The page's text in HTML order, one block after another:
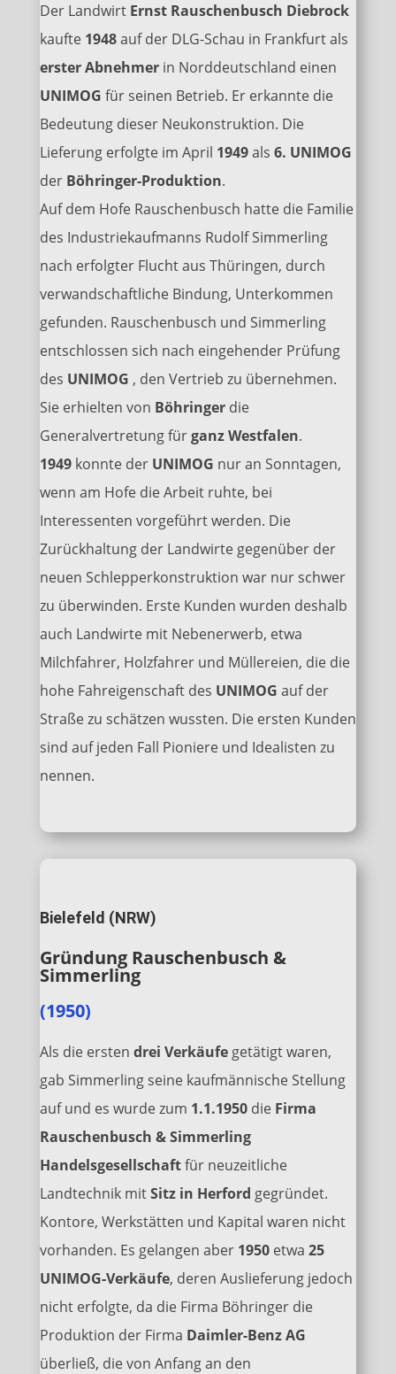
Der Landwirt Ernst Rauschenbusch Diebrock
kaufte 1948auf der DLG-Schau in Frankfurt als
erster Abnehmerin Norddeutschland einen
UNIMOG für seinen Betrieb. Er erkannte die
Bedeutung dieser Neukonstruktion. Die
Lieferung erfolgte im April 1949als 6. UNIMOG
der Böhringer-Produktion.
Auf dem Hofe Rauschenbusch hatte die Familie
des Industriekaufmanns Rudolf Simmerling
nach erfolgter Flucht aus Thüringen, durch
verwandschaftliche Bindung, Unterkommen
gefunden. Rauschenbusch und Simmerling
entschlossen sich nach eingehender Prüfung
des UNIMOG , den Vertrieb zu übernehmen.
Sie erhielten von Böhringerdie
Generalvertretung fürganz Westfalen.
1949konnte der UNIMOG nur an Sonntagen,
wenn am Hofe die Arbeit ruhte, bei
Interessenten vorgeführt werden. Die
Zurückhaltung der Landwirte gegenüber der
neuen Schlepperkonstruktion war nur schwer
zu überwinden. Erste Kunden wurden deshalb
auch Landwirte mit Nebenerwerb, etwa
Milchfahrer, Holzfahrer und Müllereien, die die
hohe Fahreigenschaft des UNIMOG auf der
Straße zu schätzen wussten. Die ersten Kunden
sind auf jeden Fall Pioniere und Idealisten zu
nennen.
Bielefeld (NRW)
Gründung Rauschenbusch &
Simmerling
(1950)
Als die ersten drei Verkäufegetätigt waren,
gab Simmerling seine kaufmännische Stellung
auf und es wurde zum 1.1.1950die Firma
Rauschenbusch & Simmerling
Handelsgesellschaftfür neuzeitliche
Landtechnik mitSitz in Herford gegründet.
Kontore, Werkstätten und Kapital waren nicht
vorhan­den. Es gelangen aber 1950etwa 25
UNIMOG-Verkäufe, deren Aus­lieferung jedoch
nicht erfolgte, da die Firma Böhringer die
Produktion der Firma Daimler-Benz AG
überließ, die von Anfang an den